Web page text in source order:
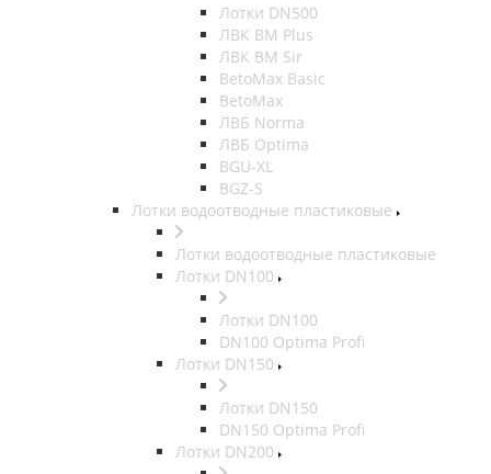
Лотки DN500
ЛВК ВМ Plus
ЛВК ВМ Sir
BetoMax Basic
BetoMax
ЛВБ Norma
ЛВБ Optima
BGU-XL
BGZ-S
Лотки водоотводные пластиковые
Лотки водоотводные пластиковые
Лотки DN100
Лотки DN100
DN100 Optima Profi
Лотки DN150
Лотки DN150
DN150 Optima Profi
Лотки DN200